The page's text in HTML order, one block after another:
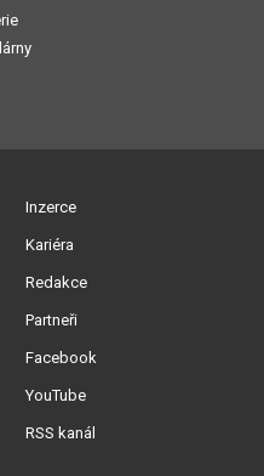
Inzerce
Kariéra
Redakce
Partneři
Facebook
YouTube
RSS kanál